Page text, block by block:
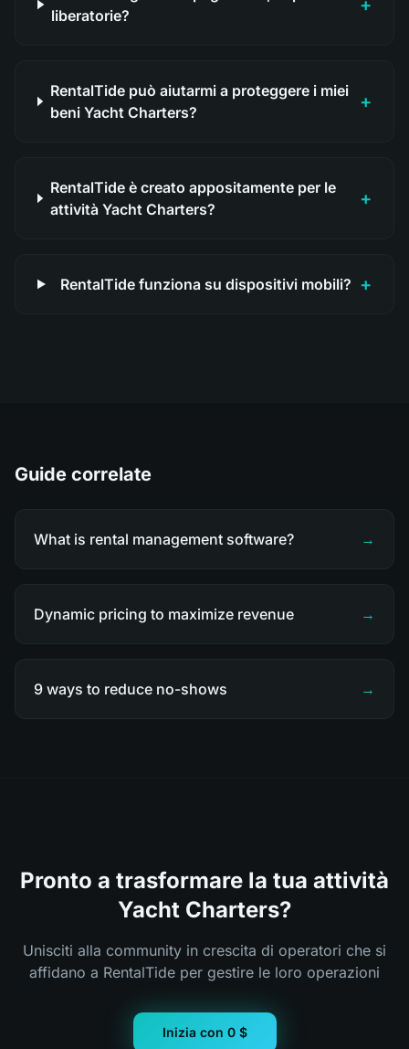
liberatorie?
+
RentalTide può aiutarmi a proteggere i miei
beni Yacht Charters?
+
RentalTide è creato appositamente per le
attività Yacht Charters?
+
RentalTide funziona su dispositivi mobili? +
Guide correlate
What is rental management software? →
Dynamic pricing to maximize revenue →
9 ways to reduce no-shows →
Pronto a trasformare la tua attività
Yacht Charters?
Unisciti alla community in crescita di operatori che si
affidano a RentalTide per gestire le loro operazioni
Inizia con 0 $